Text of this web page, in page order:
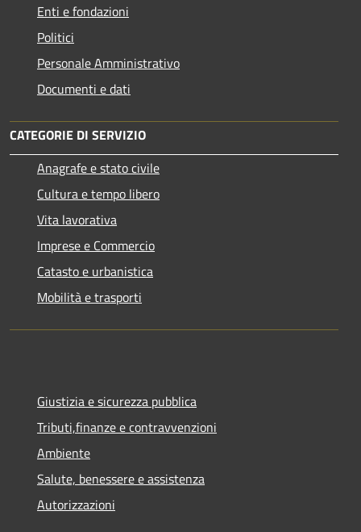
Enti e fondazioni
Politici
Personale Amministrativo
Documenti e dati
CATEGORIE DI SERVIZIO
Anagrafe e stato civile
Cultura e tempo libero
Vita lavorativa
Imprese e Commercio
Catasto e urbanistica
Mobilità e trasporti
Giustizia e sicurezza pubblica
Tributi,finanze e contravvenzioni
Ambiente
Salute, benessere e assistenza
Autorizzazioni